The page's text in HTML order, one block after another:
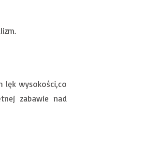
lęk wysokości,co
zabawie nad